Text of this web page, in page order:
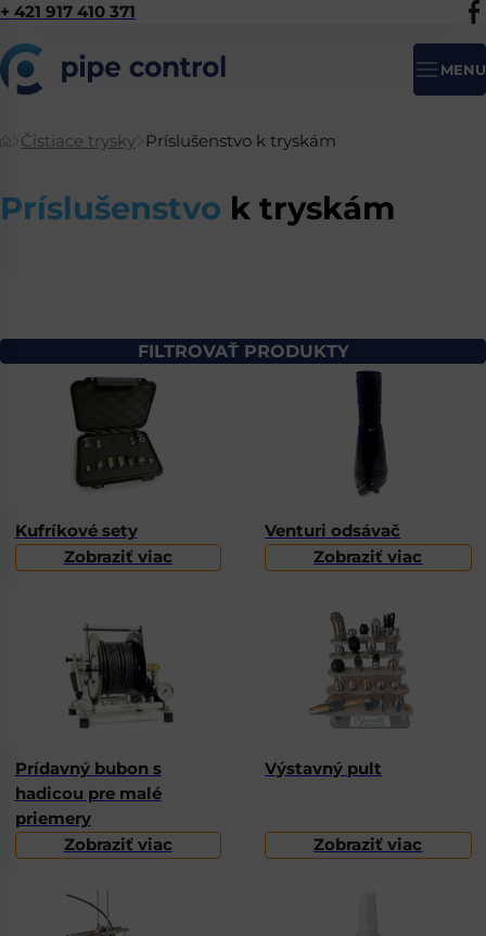
+ 421 917 410 371
MENU
Čistiace trysky Príslušenstvo k tryskám
Príslušenstvo k tryskám
FILTROVAŤ PRODUKTY
Kufríkové sety
Zobraziť viac
Venturi odsávač
Zobraziť viac
Prídavný bubon s
hadicou pre malé
priemery
Zobraziť viac
Výstavný pult
Zobraziť viac